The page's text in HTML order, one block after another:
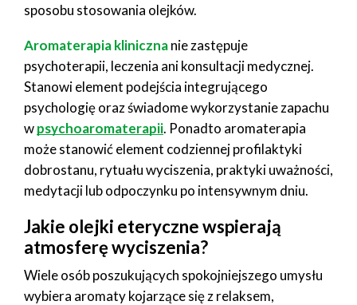
sposobu stosowania olejków.
Aromaterapia klinicznanie zastępuje
psychoterapii, leczenia ani konsultacji medycznej.
Stanowi element podejścia integrującego
psychologię oraz świadome wykorzystanie zapachu
wpsychoaromaterapii. Ponadto aromaterapia
może stanowić element codziennej profilaktyki
dobrostanu, rytuału wyciszenia, praktyki uważności,
medytacji lub odpoczynku po intensywnym dniu.
Jakie olejki eteryczne wspierają
atmosferę wyciszenia?
Wiele osób poszukujących spokojniejszego umysłu
wybiera aromaty kojarzące się z relaksem,